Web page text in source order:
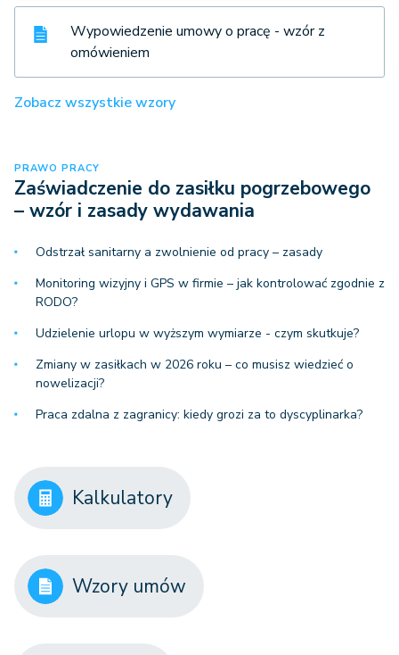
Wypowiedzenie umowy o pracę - wzór z
omówieniem
Zobacz wszystkie wzory
PRAWO PRACY
Zaświadczenie do zasiłku pogrzebowego
– wzór i zasady wydawania
Odstrzał sanitarny a zwolnienie od pracy – zasady
Monitoring wizyjny i GPS w firmie – jak kontrolować zgodnie z
RODO?
Udzielenie urlopu w wyższym wymiarze - czym skutkuje?
Zmiany w zasiłkach w 2026 roku – co musisz wiedzieć o
nowelizacji?
Praca zdalna z zagranicy: kiedy grozi za to dyscyplinarka?
Kalkulatory
Wzory umów